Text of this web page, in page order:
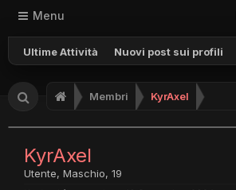
Menu
Ultime Attività Nuovi post sui profili
Membri KyrAxel
KyrAxel
Utente, Maschio, 19